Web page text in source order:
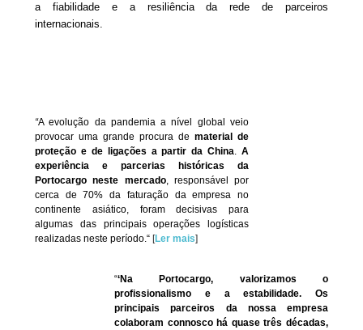
a fiabilidade e a resiliência da rede de parceiros
internacionais.
“A evolução da pandemia a nível global veio
provocar uma grande procura de material de
proteção e de ligações a partir da China. A
experiência e parcerias históricas da
Portocargo neste mercado, responsável por
cerca de 70% da faturação da empresa no
continente asiático, foram decisivas para
algumas das principais operações logísticas
realizadas neste período.“ [Ler mais]
“‘Na Portocargo, valorizamos o
profissionalismo e a estabilidade. Os
principais parceiros da nossa empresa
colaboram connosco há quase três décadas,